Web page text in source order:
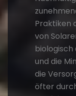
Praktiken
von
und die
die
öfter